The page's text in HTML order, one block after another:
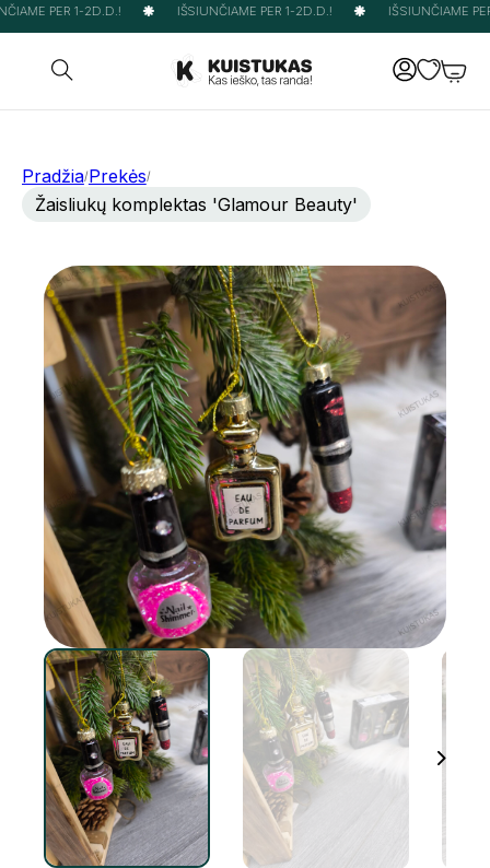
PER 1-2D.D.! IŠSIUNČIAME PER 1-2D.D.! IŠSIUNČIAME
Pradžia/Prekės/
Žaisliukų komplektas 'Glamour Beauty'